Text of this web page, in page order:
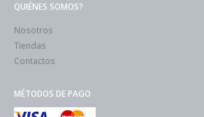
QUIÉNES SOMOS?
Nosotros
Tiendas
Contactos
MÉTODOS DE PAGO